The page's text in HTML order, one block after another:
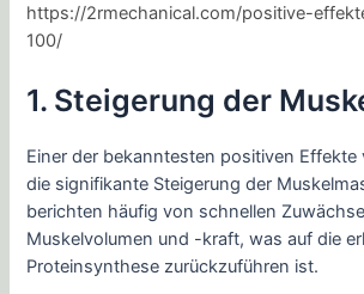
https://2rmechanical.com/positive-
100/
1. Steigerung der
Einer der bekanntesten positiven Effekte
die signifikante Steigerung der
berichten häufig von schnellen
Muskelvolumen und -kraft, was auf die
Proteinsynthese zurückzuführen ist.